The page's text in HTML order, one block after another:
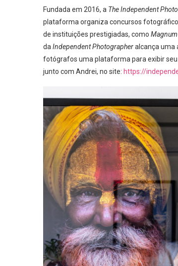
Fundada em 2016, a The Independent
plataforma organiza concursos
de instituições prestigiadas, como Magnum
da Independent Photographeralcança uma
fotógrafos uma plataforma para exibir
junto com Andrei, no site: https://